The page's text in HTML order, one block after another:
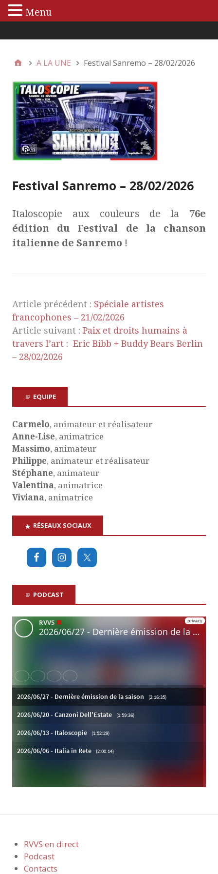
A LA UNE Festival Sanremo – 28/02/2026
Festival Sanremo – 28/02/2026
Italoscopie aux couleurs de la 76e
édition du Festival de la chanson
italienne de Sanremo !
Article précédent : Spéciale artistes
francophones – 21/02/2026
Article suivant : Paix et droits humains à
travers l’art : Eric Bibb + Buddy Bears Berlin
– 28/02/2026
EQUIPE
Carmelo, animateur et réalisateur
Anne-Lise, animatrice
Massimo, animateur
Philippe, animateur et réalisateur
Stéphane, animateur
Valentina, animatrice
Viviana, animatrice
RÉSEAUX SOCIAUX
PODCAST
RVVS en direct
Podcast
Contacts
Menu